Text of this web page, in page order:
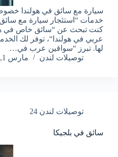
سيارة مع سائق في هولندا
خدمات “استئجار سيارة مع
كنت تبحث عن “سائق خاص في
عربي في هولندا“، توفر لك
لها. تبرز “سواقين عرب في…
توصيلات لندن
مارس 1, 2025
توصيلات لندن 24
سائق في بلجيكا